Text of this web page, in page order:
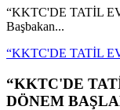
“KKTC'DE TATİL
Başbakan...
“KKTC'DE TATİL
“KKTC'DE
DÖNEM